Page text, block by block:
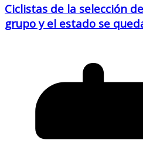
Ciclistas de la selección
grupo y el estado se